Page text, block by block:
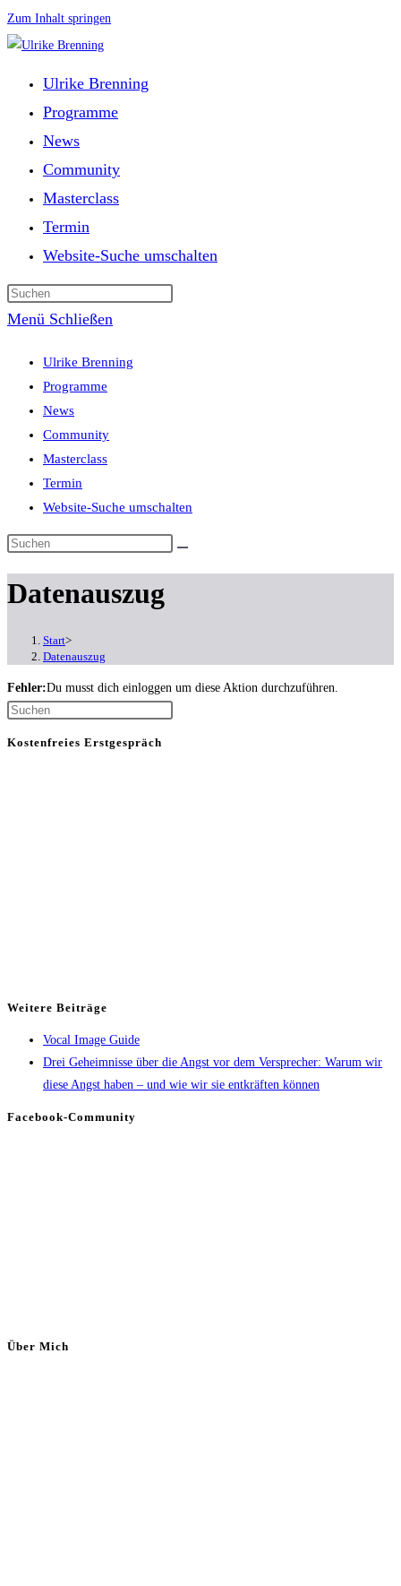
Zum Inhalt springen
Ulrike Brenning
Programme
News
Community
Masterclass
Termin
Website-Suche umschalten
Menü Schließen
Ulrike Brenning
Programme
News
Community
Masterclass
Termin
Website-Suche umschalten
Datenauszug
Start>
Datenauszug
Fehler:Du musst dich einloggen um diese Aktion durchzuführen.
Kostenfreies Erstgespräch
Weitere Beiträge
Vocal Image Guide
Drei Geheimnisse über die Angst vor dem Versprecher: Warum wir
diese Angst haben – und wie wir sie entkräften können
Facebook-Community
Über Mich